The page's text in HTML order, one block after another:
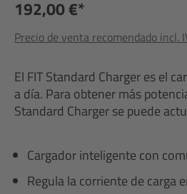
192,00 €*
Precio de venta recomendado incl.
El FIT Standard Charger es el
a día. Para obtener más
Standard Charger se puede
Cargador inteligente con
Regula la corriente de carga